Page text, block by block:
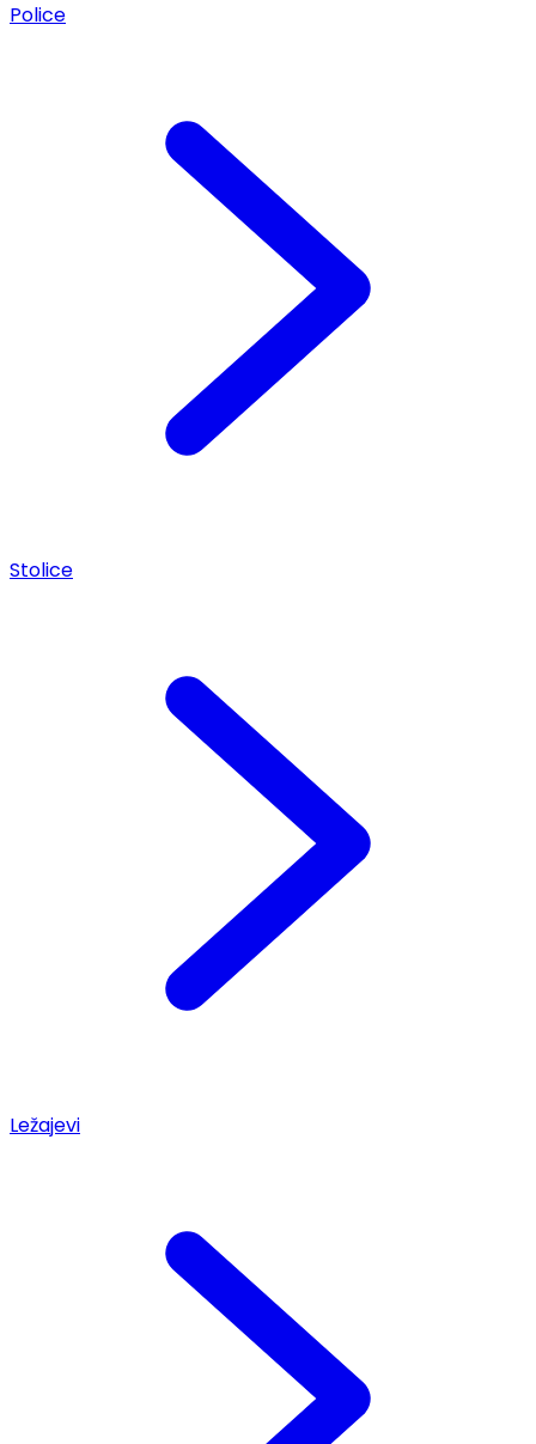
Police
Stolice
Ležajevi